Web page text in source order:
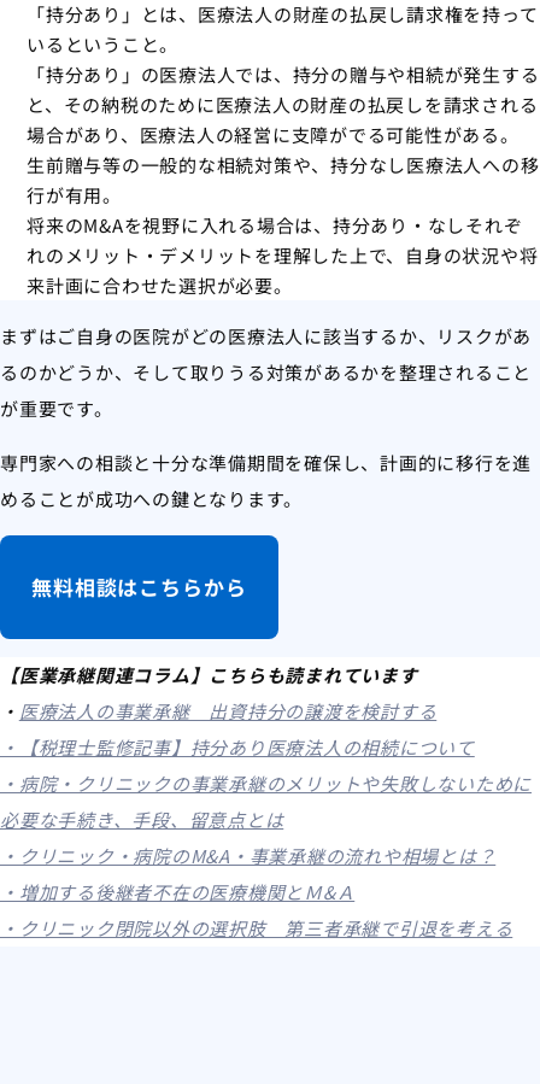
「持分あり」とは、医療法人の財産の払戻し請求権を持って
いるということ。
「持分あり」の医療法人では、持分の贈与や相続が発生する
と、その納税のために医療法人の財産の払戻しを請求される
場合があり、医療法人の経営に支障がでる可能性がある。
生前贈与等の一般的な相続対策や、持分なし医療法人への移
行が有用。
将来のM&Aを視野に入れる場合は、持分あり・なしそれぞ
れのメリット・デメリットを理解した上で、自身の状況や将
来計画に合わせた選択が必要。
まずはご自身の医院がどの医療法人に該当するか、リスクがあ
るのかどうか、そして取りうる対策があるかを整理されること
が重要です。
専門家への相談と十分な準備期間を確保し、計画的に移行を進
めることが成功への鍵となります。
無料相談はこちらから
【医業承継関連コラム】こちらも読まれています
・ 医療法人の事業承継 出資持分の譲渡を検討する
・【税理士監修記事】持分あり医療法人の相続について
・病院・クリニックの事業承継のメリットや失敗しないために
必要な手続き、手段、留意点とは
・クリニック・病院のM&A・事業承継の流れや相場とは？
・増加する後継者不在の医療機関とＭ&Ａ
・クリニック閉院以外の選択肢 第三者承継で引退を考える